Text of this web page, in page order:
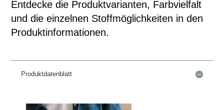
Entdecke die Produktvarianten, Farbvielfalt
und die einzelnen Stoffmöglichkeiten in den
Produktinformationen.
Produktdatenblatt